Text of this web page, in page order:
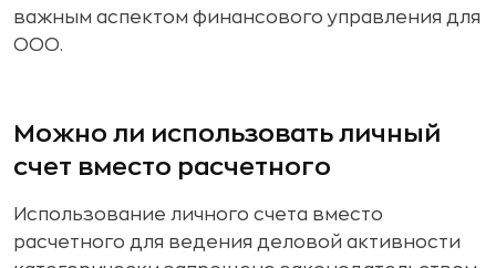
важным аспектом финансового управления для
ООО.
Можно ли использовать личный
счет вместо расчетного
Использование личного счета вместо
расчетного для ведения деловой активности